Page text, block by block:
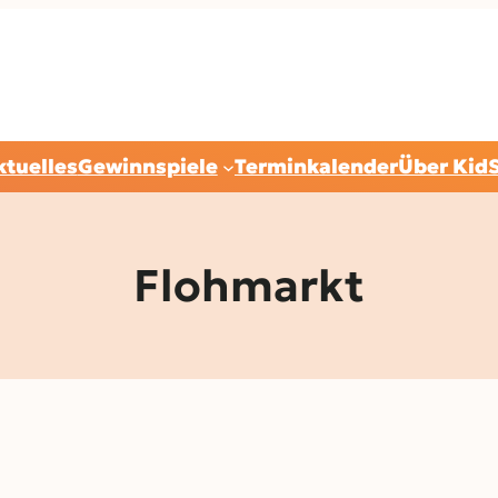
Gewinnspiele TerminkalenderÜber
Flohmarkt